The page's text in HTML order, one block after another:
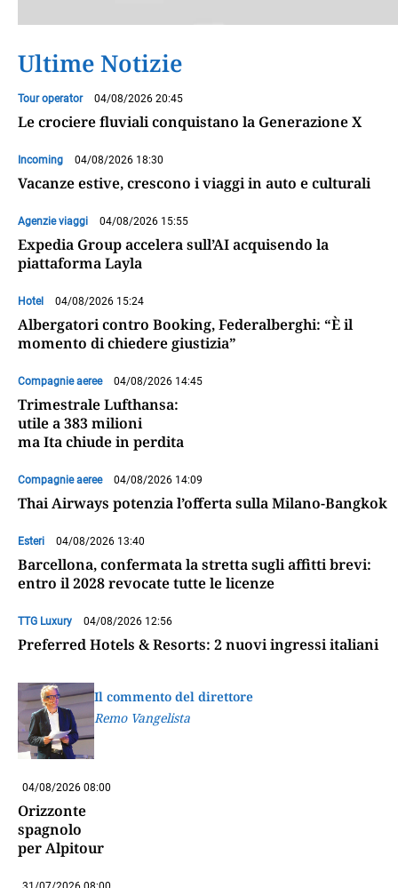
Ultime Notizie
Tour operator 04/08/2026 20:45
Le crociere fluviali conquistano la Generazione X
Incoming 04/08/2026 18:30
Vacanze estive, crescono i viaggi in auto e culturali
Agenzie viaggi 04/08/2026 15:55
Expedia Group accelera sull’AI acquisendo la
piattaforma Layla
Hotel 04/08/2026 15:24
Albergatori contro Booking, Federalberghi: “È il
momento di chiedere giustizia”
Compagnie aeree 04/08/2026 14:45
Trimestrale Lufthansa:
utile a 383 milioni
ma Ita chiude in perdita
Compagnie aeree 04/08/2026 14:09
Thai Airways potenzia l’offerta sulla Milano-Bangkok
Esteri 04/08/2026 13:40
Barcellona, confermata la stretta sugli affitti brevi:
entro il 2028 revocate tutte le licenze
TTG Luxury 04/08/2026 12:56
Preferred Hotels & Resorts: 2 nuovi ingressi italiani
Il commento del direttore
Remo Vangelista
04/08/2026 08:00
Orizzonte
spagnolo
per Alpitour